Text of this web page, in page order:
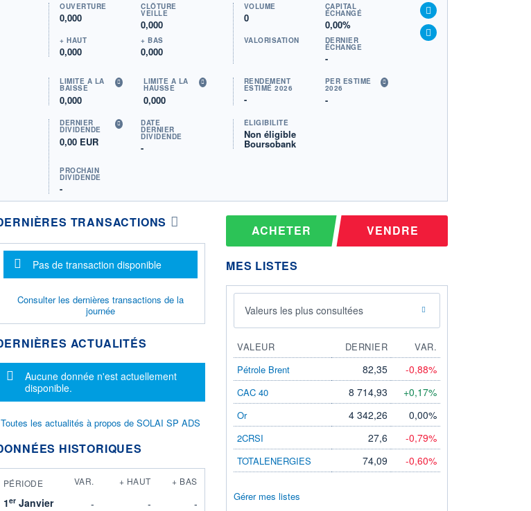
OUVERTURE
0,000
CLÔTURE
VEILLE
0,000
+ HAUT
0,000
+ BAS
0,000
VOLUME
0
CAPITAL
ÉCHANGÉ
0,00%
VALORISATION DERNIER
ÉCHANGE
-
LIMITE À LA
BAISSE
0,000
LIMITE À LA
HAUSSE
0,000
RENDEMENT
ESTIMÉ 2026
-
PER ESTIMÉ
2026
-
DERNIER
DIVIDENDE
0,00 EUR
DATE
DERNIER
DIVIDENDE
-
PROCHAIN
DIVIDENDE
-
ÉLIGIBILITÉ
Non éligible
Boursobank
TRANSACTIONS
Message d'information
Pas de transaction disponible
Consulter les dernières transactions de la
journée
ACTUALITÉS
Message d'information
Aucune donnée n'est actuellement
disponible.
Toutes les actualités à propos de SOLAI SP ADS
HISTORIQUES
PÉRIODE VAR. + HAUT + BAS
1erJanvier - -
-
ACHETER VENDRE
MES LISTES
Valeurs les plus consultées
VALEUR DERNIER
VAR.
Pétrole Brent
82,35 -0,88%
CAC 40 8 714,93 +0,17%
Or 4 342,26 0,00%
2CRSI 27,6 -0,79%
TOTALENERGIES 74,09 -0,60%
Gérer mes listes